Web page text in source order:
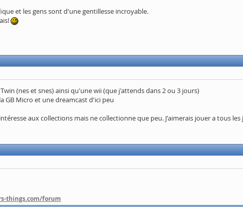
et les gens sont d'une gentillesse incroyable.
(nes et snes) ainsi qu'une wii (que j'attends dans 2 ou 3 jours)
GB Micro et une dreamcast d'ici peu
aux collections mais ne collectionne que peu. J'aimerais jouer a tous
things.com/forum